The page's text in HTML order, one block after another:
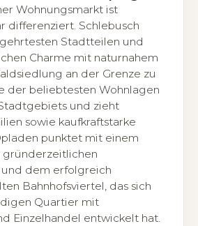
Wohnungsmarkt ist
differenziert. Schlebusch
Stadtteilen und
Charme mit naturnahem
an der Grenze zu
der beliebtesten Wohnlagen
und zieht
sowie kaufkraftstarke
punktet mit einem
gründerzeitlichen
dem erfolgreich
Bahnhofsviertel, das sich
Quartier mit
Einzelhandel entwickelt hat.